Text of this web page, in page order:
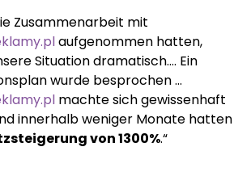
Zusammenarbeit mit
aufgenommen hatten,
Situation dramatisch…. Ein
wurde besprochen …
machte sich gewissenhaft
innerhalb weniger Monate hatten
von 1300%.“